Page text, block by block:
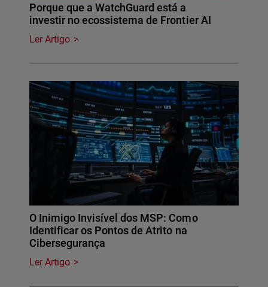
Porque que a WatchGuard está a
investir no ecossistema de Frontier AI
Ler Artigo
O Inimigo Invisível dos MSP: Como
Identificar os Pontos de Atrito na
Cibersegurança
Ler Artigo